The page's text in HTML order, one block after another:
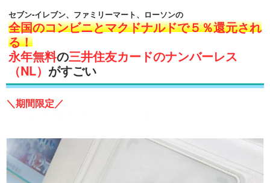
セブン-イレブン、ファミリーマート、ローソンの
全国のコンビニとマクドナルドで５％還元され
る！
永年無料の三井住友カードのナンバーレス
（NL） がすごい
＼期間限定／